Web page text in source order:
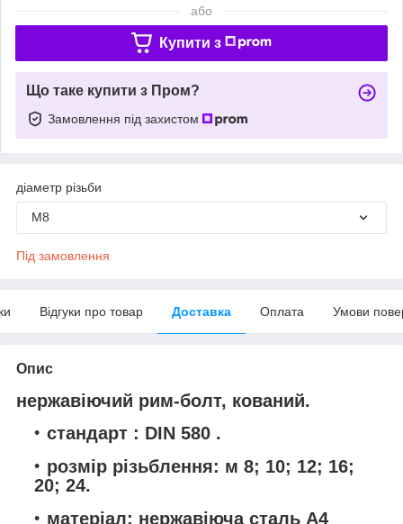
або
Купити з
Що таке купити з Пром?
Замовлення під захистом
діаметр різьби
М8
Під замовлення
Відгуки про товар Доставка Оплата Умови
Опис
нержавіючий рим-болт, кований.
стандарт : DIN 580 .
розмір різьблення: м 8; 10; 12; 16;
20; 24.
матеріал: нержавіюча сталь А4